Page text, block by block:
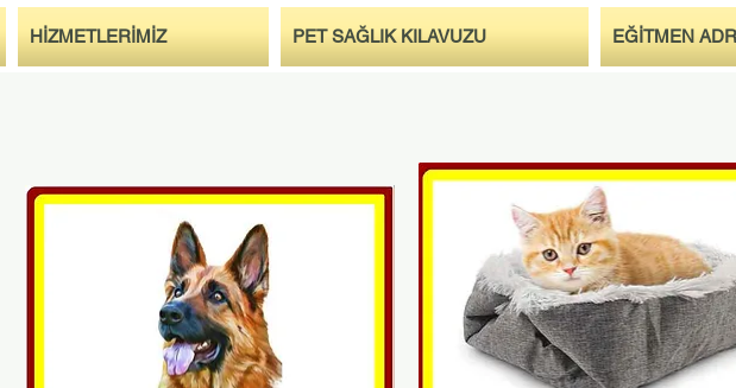
HİZMETLERİMİZ PET SAĞLIK KILAVUZU EĞİTMEN